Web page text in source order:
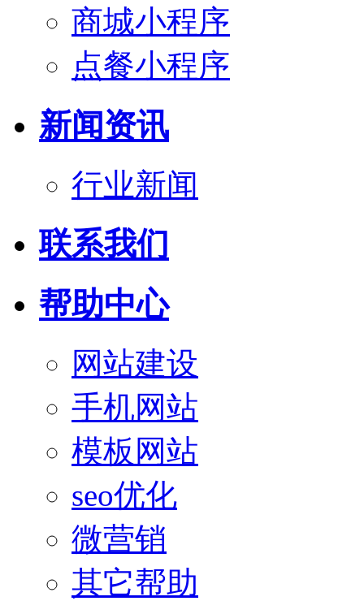
商城小程序
点餐小程序
新闻资讯
行业新闻
联系我们
帮助中心
网站建设
手机网站
模板网站
seo优化
微营销
其它帮助